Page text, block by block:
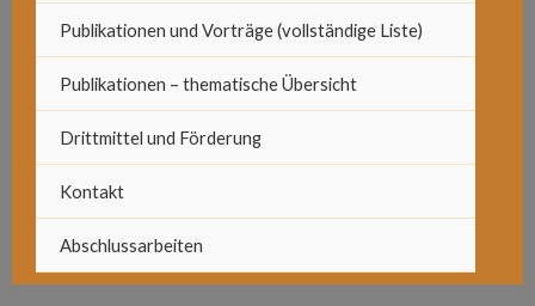
Publikationen und Vorträge (vollständige Liste)
Publikationen – thematische Übersicht
Drittmittel und Förderung
Kontakt
Abschlussarbeiten